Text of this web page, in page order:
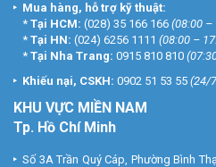
Mua hàng, hỗ trợ kỹ thuật:
* Tại HCM: (028) 35 166 166 (08:00 –
* Tại HN: (024) 6256 1111 (08:00 –
* Tại Nha Trang: 0915 810 810
Khiếu nại, CSKH: 0902 51 53 55 (24/
KHU VỰC MIỀN NAM
Tp. Hồ Chí Minh
Số 3A Trần Quý Cáp, Phường Bình